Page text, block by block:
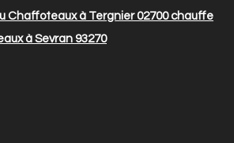
Chaffoteaux à Tergnier 02700chauffe
à Sevran 93270